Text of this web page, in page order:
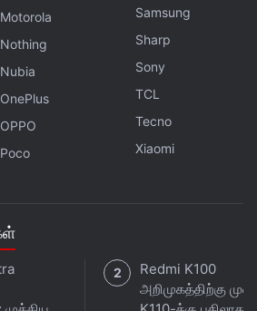
செய்திகள்
, அறிமுகமாகும் கருவிகள்
உடனுக்குடன் தமிழில் பெற
NDTV Tamilஐ பின் தொடருங்கள்.
Motorola
Nothing
Nubia
OnePlus
OPPO
Poco
Samsung
Sharp
Sony
TCL
Tecno
Xiaomi
Redmi K100
அறிமுகத்திற்கு முன்